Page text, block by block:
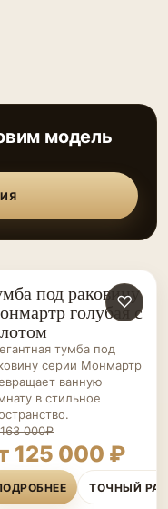
модель
ДЛЯ
НА ЗАКАЗ
♡
под раковину
голубая с
тумба под
серии Монмартр
ванную
в стильное
000₽
125 000 ₽
ТОЧНЫЙ